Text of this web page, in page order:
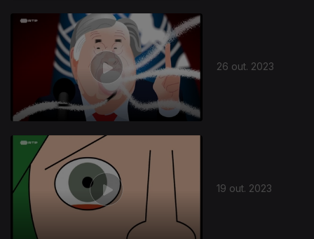
26 out. 2023
19 out. 2023